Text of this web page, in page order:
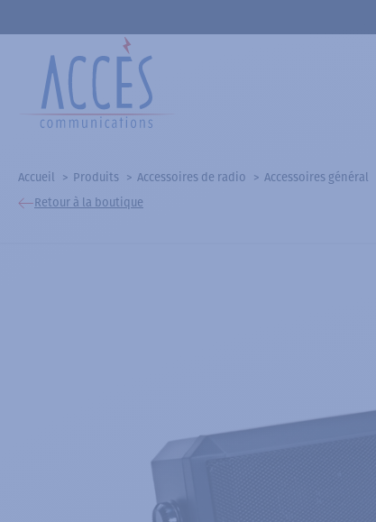
Accueil Produits Accessoires de radio Accessoires général
Retour à la boutique